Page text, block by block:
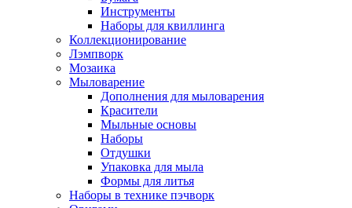
Инструменты
Наборы для квиллинга
Коллекционирование
Лэмпворк
Мозаика
Мыловарение
Дополнения для мыловарения
Красители
Мыльные основы
Наборы
Отдушки
Упаковка для мыла
Формы для литья
Наборы в технике пэчворк